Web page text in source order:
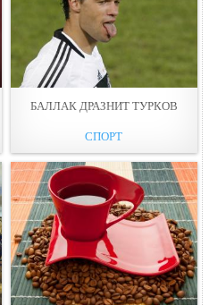
БАЛЛАК ДРАЗНИТ ТУРКОВ
СПОРТ